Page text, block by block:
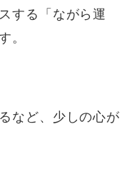
する「ながら運
。
など、少しの心が